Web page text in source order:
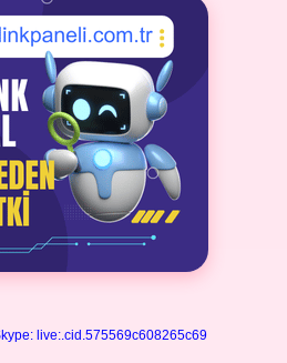
live:.cid.575569c608265c69